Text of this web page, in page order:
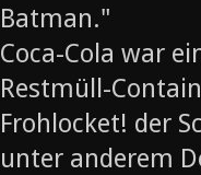
Batman."
Coca-Cola war
Restmüll-
Frohlocket! der
unter anderem